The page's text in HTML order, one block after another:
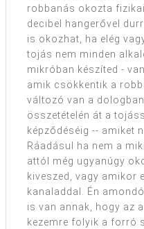
robbanás okozta
decibel hangerővel
is okozhat, ha elég
tojás nem minden
mikróban készíted -
amik csökkentik a
változó van a
összetételén át a
képződéséig -- amiket
Ráadásul ha nem a
attól még ugyanúgy
kiveszed, vagy amikor
kanaladdal. Én
is van annak, hogy az
kezemre folyik a forró